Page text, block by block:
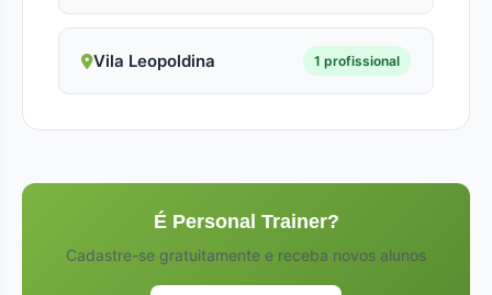
Vila Leopoldina 1 profissional
É Personal Trainer?
Cadastre-se gratuitamente e receba novos alunos